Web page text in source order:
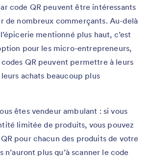
code QR peuvent être intéressants
de nombreux commerçants. Au-delà
mentionné plus haut, c’est
pour les micro-entrepreneurs,
QR peuvent permettre à leurs
achats beaucoup plus
êtes vendeur ambulant : si vous
limitée de produits, vous pouvez
pour chacun des produits de votre
n’auront plus qu’à scanner le code